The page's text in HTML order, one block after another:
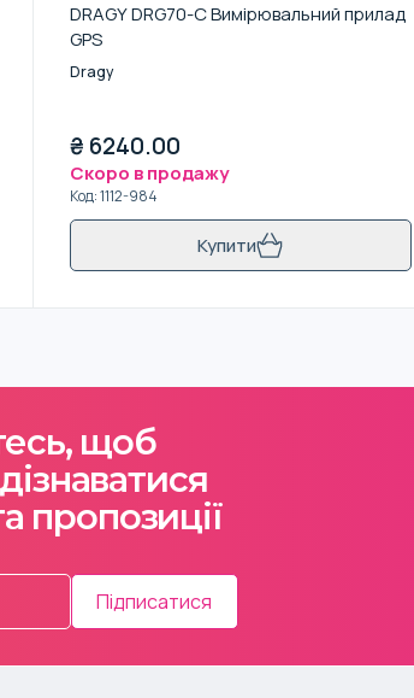
DRAGY DRG70-C Вимірювальний прилад
GPS
Dragy
₴ 6240.00
Скоро в продажу
Код:1112-984
Купити
щоб
пропозиції
Підписатися